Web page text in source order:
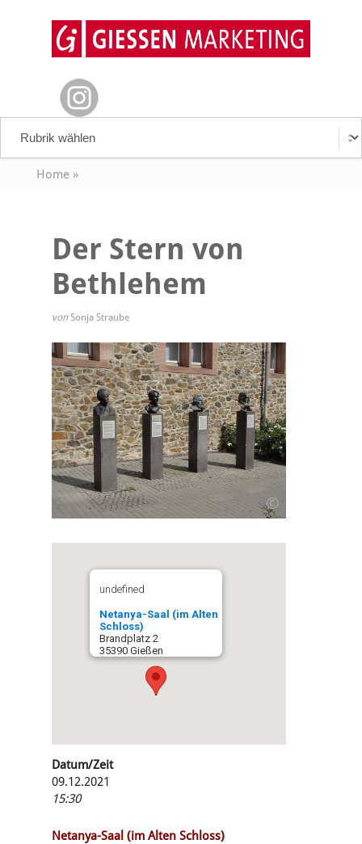
Home»
Der Stern von
Bethlehem
von Sonja Straube
©
undefined
Netanya-Saal (im Alten
Schloss)
Brandplatz 2
35390 Gießen
Datum/Zeit
09.12.2021
15:30
Netanya-Saal (im Alten Schloss)